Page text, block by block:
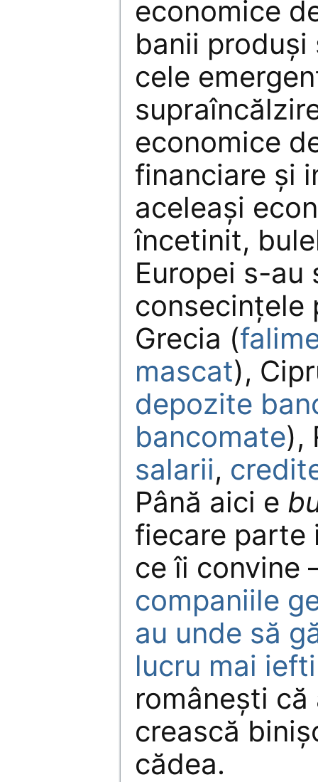
economice
banii produși
cele
economice
financiare și
aceleași
încetinit,
Europei s-au
consecințele
Grecia (
mascat),
depozite
bancomate),
salarii,
Până aici e
fiecare parte
ce îi convine
companiile
au unde să
lucru mai
românești
crească
cădea.